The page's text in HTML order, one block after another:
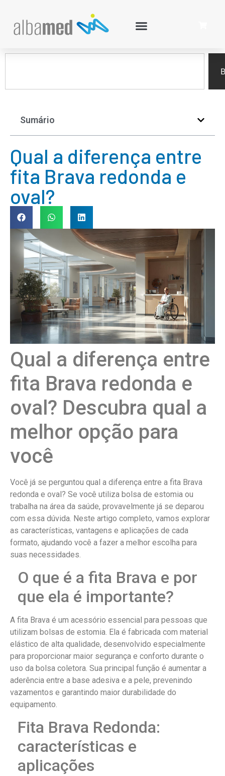
Sumário
Qual a diferença entre
fita Brava redonda e
oval?
Qual a diferença entre
fita Brava redonda e
oval? Descubra qual a
melhor opção para
você
Você já se perguntou qual a diferença entre a fita Brava
redonda e oval? Se você utiliza bolsa de estomia ou
trabalha na área da saúde, provavelmente já se deparou
com essa dúvida. Neste artigo completo, vamos explorar
as características, vantagens e aplicações de cada
formato, ajudando você a fazer a melhor escolha para
suas necessidades.
O que é a fita Brava e por
que ela é importante?
A fita Brava é um acessório essencial para pessoas que
utilizam bolsas de estomia. Ela é fabricada com material
elástico de alta qualidade, desenvolvido especialmente
para proporcionar maior segurança e conforto durante o
uso da bolsa coletora. Sua principal função é aumentar a
aderência entre a base adesiva e a pele, prevenindo
vazamentos e garantindo maior durabilidade do
equipamento.
Fita Brava Redonda:
características e
aplicações